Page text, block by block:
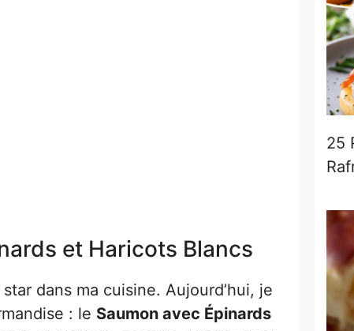
et Haricots Blancs
dans ma cuisine. Aujourd’hui, je
: le Saumon avec Épinards
25